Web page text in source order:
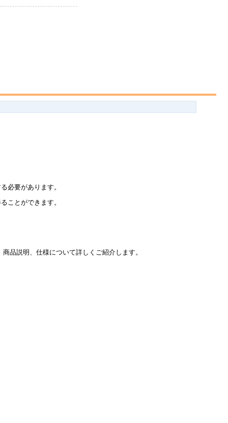
必要があります。
ことができます。
品説明、仕様について詳しくご紹介します。